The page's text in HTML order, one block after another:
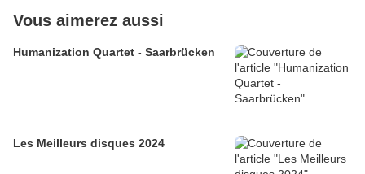
Vous aimerez aussi
Humanization Quartet - Saarbrücken
Les Meilleurs disques 2024